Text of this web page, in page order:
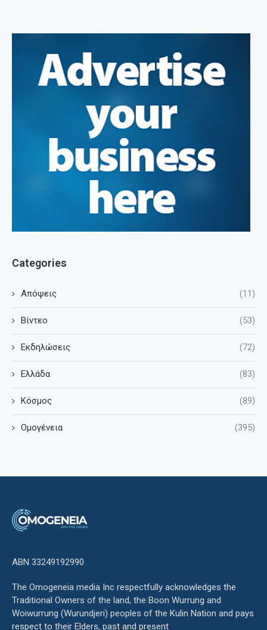
Categories
Απόψεις (11)
Βίντεο (53)
Εκδηλώσεις (72)
Ελλάδα (83)
Κόσμος (89)
Ομογένεια (395)
ΑΒΝ 33249192990
The Omogeneia media Inc respectfully acknowledges the
Traditional Owners of the land, the Boon Wurrung and
Woiwurrung (Wurundjeri) peoples of the Kulin Nation and pays
respect to their Elders, past and present